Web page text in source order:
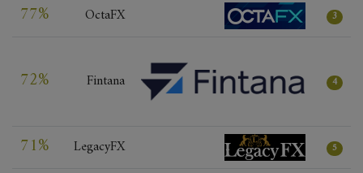
77% OctaFX 3
72% Fintana 4
71% LegacyFX 5